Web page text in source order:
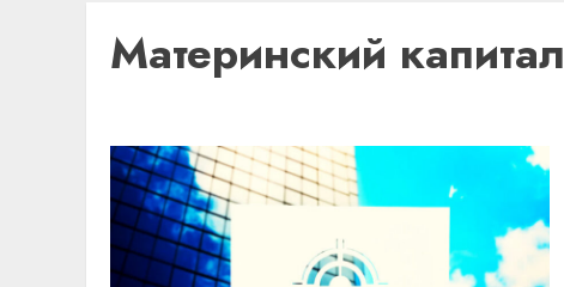
Материнский капитал